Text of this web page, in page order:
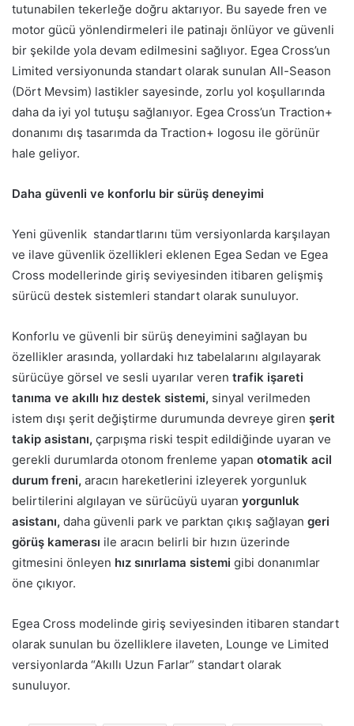
tutunabilen tekerleğe doğru aktarıyor. Bu sayede fren ve
motor gücü yönlendirmeleri ile patinajı önlüyor ve güvenli
bir şekilde yola devam edilmesini sağlıyor. Egea Cross’un
Limited versiyonunda standart olarak sunulan All-Season
(Dört Mevsim) lastikler sayesinde, zorlu yol koşullarında
daha da iyi yol tutuşu sağlanıyor. Egea Cross’un Traction+
donanımı dış tasarımda da Traction+ logosu ile görünür
hale geliyor.
Daha güvenli ve konforlu bir sürüş deneyimi
Yeni güvenlik standartlarını tüm versiyonlarda karşılayan
ve ilave güvenlik özellikleri eklenen Egea Sedan ve Egea
Cross modellerinde giriş seviyesinden itibaren gelişmiş
sürücü destek sistemleri standart olarak sunuluyor.
Konforlu ve güvenli bir sürüş deneyimini sağlayan bu
özellikler arasında, yollardaki hız tabelalarını algılayarak
sürücüye görsel ve sesli uyarılar veren trafik işareti
tanıma ve akıllı hız destek sistemi, sinyal verilmeden
istem dışı şerit değiştirme durumunda devreye giren şerit
takip asistanı, çarpışma riski tespit edildiğinde uyaran ve
gerekli durumlarda otonom frenleme yapan otomatik acil
durum freni, aracın hareketlerini izleyerek yorgunluk
belirtilerini algılayan ve sürücüyü uyaran yorgunluk
asistanı, daha güvenli park ve parktan çıkış sağlayan geri
görüş kamerası ile aracın belirli bir hızın üzerinde
gitmesini önleyen hız sınırlama sistemi gibi donanımlar
öne çıkıyor.
Egea Cross modelinde giriş seviyesinden itibaren standart
olarak sunulan bu özelliklere ilaveten, Lounge ve Limited
versiyonlarda “Akıllı Uzun Farlar” standart olarak
sunuluyor.